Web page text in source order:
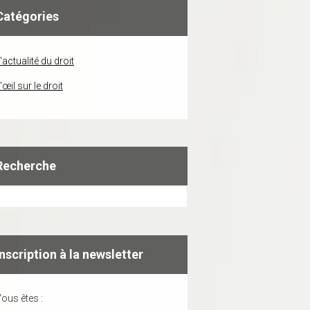
L'actualité du droit
L'œil sur le droit
à la newsletter
êtes :